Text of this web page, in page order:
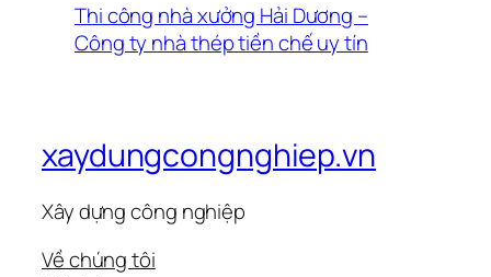
Thi công nhà xưởng Hải Dương –
Công ty nhà thép tiền chế uy tín
xaydungcongnghiep.vn
Xây dựng công nghiệp
Về chúng tôi